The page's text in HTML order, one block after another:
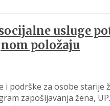
usluge
položaju
i podrške za osobe starije
zapošljavanja žena, UP.